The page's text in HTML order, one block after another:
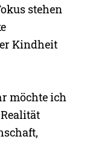
stehen
Kindheit
möchte ich